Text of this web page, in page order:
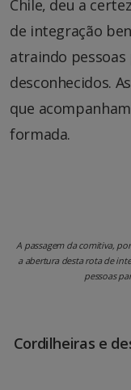
Chile, deu a
de integração
atraindo
desconhecidos.
que
formada.
A passagem da comitiva,
a abertura desta rota de
pessoas
Cordilheiras e